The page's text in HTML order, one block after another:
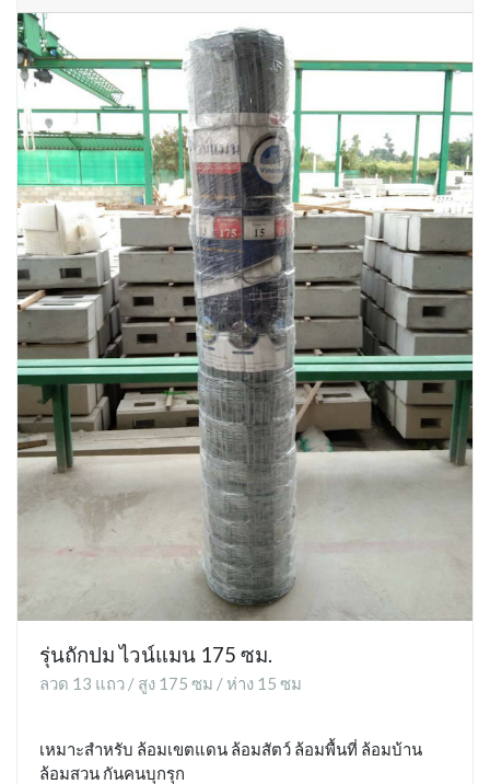
รุ่นถักปม ไวน์แมน 175 ซม.
ลวด 13 แถว / สูง 175 ซม / ห่าง 15 ซม
เหมาะสำหรับ ล้อมเขตแดน ล้อมสัตว์ ล้อมพื้นที่ ล้อมบ้าน
ล้อมสวน กันคนบุกรุก